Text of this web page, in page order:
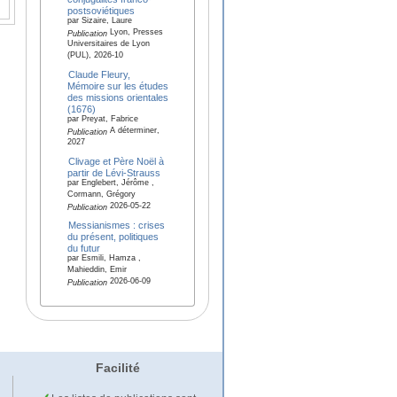
postsoviétiques
par Sizaire, Laure
PublicationLyon, Presses
Universitaires de Lyon
(PUL), 2026-10
Claude Fleury,
Mémoire sur les études
des missions orientales
(1676)
par Preyat, Fabrice
PublicationA déterminer,
2027
Clivage et Père Noël à
partir de Lévi-Strauss
par Englebert, Jérôme ,
Cormann, Grégory
Publication2026-05-22
Messianismes : crises
du présent, politiques
du futur
par Esmili, Hamza ,
Mahieddin, Emir
Publication2026-06-09
Facilité